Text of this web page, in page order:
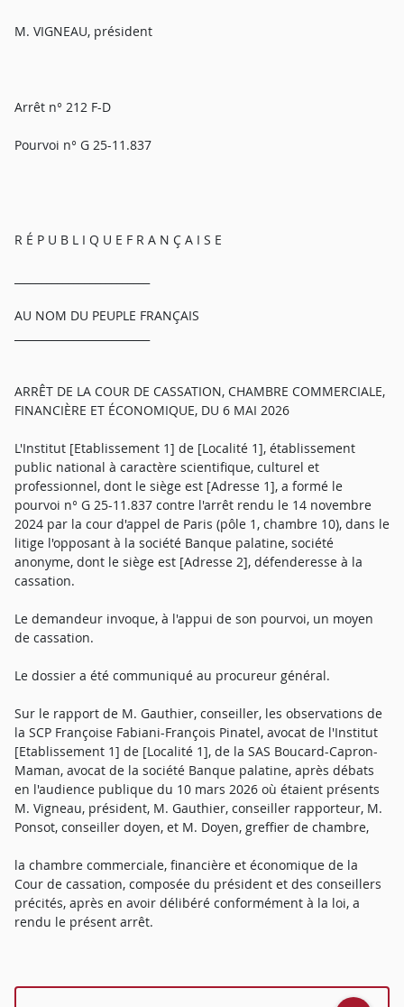
M. VIGNEAU, président
Arrêt n° 212 F-D
Pourvoi n° G 25-11.837
R É P U B L I Q U E F R A N Ç A I S E
AU NOM DU PEUPLE FRANÇAIS
ARRÊT DE LA COUR DE CASSATION, CHAMBRE COMMERCIALE,
FINANCIÈRE ET ÉCONOMIQUE, DU 6 MAI 2026
L'Institut [Etablissement 1] de [Localité 1], établissement
public national à caractère scientifique, culturel et
professionnel, dont le siège est [Adresse 1], a formé le
pourvoi n° G 25-11.837 contre l'arrêt rendu le 14 novembre
2024 par la cour d'appel de Paris (pôle 1, chambre 10), dans le
litige l'opposant à la société Banque palatine, société
anonyme, dont le siège est [Adresse 2], défenderesse à la
cassation.
Le demandeur invoque, à l'appui de son pourvoi, un moyen
de cassation.
Le dossier a été communiqué au procureur général.
Sur le rapport de M. Gauthier, conseiller, les observations de
la SCP Françoise Fabiani-François Pinatel, avocat de l'Institut
[Etablissement 1] de [Localité 1], de la SAS Boucard-Capron-
Maman, avocat de la société Banque palatine, après débats
en l'audience publique du 10 mars 2026 où étaient présents
M. Vigneau, président, M. Gauthier, conseiller rapporteur, M.
Ponsot, conseiller doyen, et M. Doyen, greffier de chambre,
la chambre commerciale, financière et économique de la
Cour de cassation, composée du président et des conseillers
précités, après en avoir délibéré conformément à la loi, a
rendu le présent arrêt.